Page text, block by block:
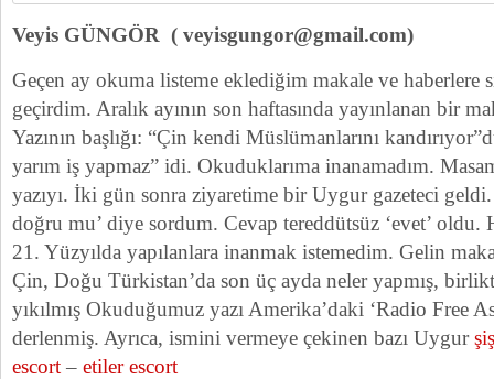
Veyis GÜNGÖR ( veyisgungor@gmail.com)
Geçen ay okuma listeme eklediğim makale ve haberlere
geçirdim. Aralık ayının son haftasında yayınlanan bir
Yazının başlığı: “Çin kendi Müslümanlarını
yarım iş yapmaz” idi. Okuduklarıma inanamadım.
yazıyı. İki gün sonra ziyaretime bir Uygur gazeteci geldi.
doğru mu’ diye sordum. Cevap tereddütsüz ‘evet’ oldu.
21. Yüzyılda yapılanlara inanmak istemedim. Gelin
Çin, Doğu Türkistan’da son üç ayda neler yapmış,
yıkılmış Okuduğumuz yazı Amerika’daki ‘Radio Free
derlenmiş. Ayrıca, ismini vermeye çekinen bazı Uygur
escort – etiler escort